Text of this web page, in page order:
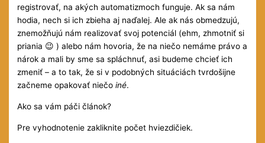
registrovať, na akých automatizmoch funguje. Ak sa nám
hodia, nech si ich zbieha aj naďalej. Ale ak nás obmedzujú,
znemožňujú nám realizovať svoj potenciál (ehm, zhmotniť si
priania 😉 ) alebo nám hovoria, že na niečo nemáme právo a
nárok a mali by sme sa spláchnuť, asi budeme chcieť ich
zmeniť – a to tak, že si v podobných situáciách tvrdošijne
začneme opakovať niečoiné.
Ako sa vám páči článok?
Pre vyhodnotenie zakliknite počet hviezdičiek.